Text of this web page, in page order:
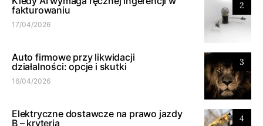
2
fakturowaniu
17/04/2026
3
Auto firmowe przy likwidacji
działalności: opcje i skutki
16/04/2026
4
Elektryczne dostawcze na prawo jazdy
B – kryteria